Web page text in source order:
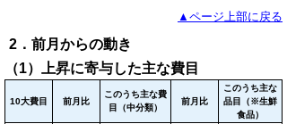
▲ページ上部に戻る
2．前月からの動き
（1）上昇に寄与した主な費目
10大費目 前月比
このうち主な費
目（中分類）
前月比
このうち主な
品目（※生鮮
食品）